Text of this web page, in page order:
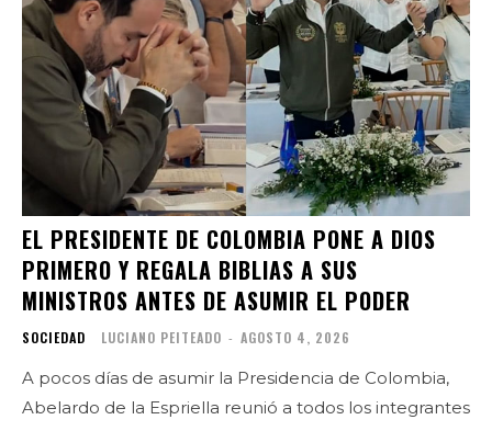
EL PRESIDENTE DE COLOMBIA PONE A DIOS
PRIMERO Y REGALA BIBLIAS A SUS
MINISTROS ANTES DE ASUMIR EL PODER
SOCIEDAD LUCIANO PEITEADO - AGOSTO 4, 2026
A pocos días de asumir la Presidencia de Colombia,
Abelardo de la Espriella reunió a todos los integrantes